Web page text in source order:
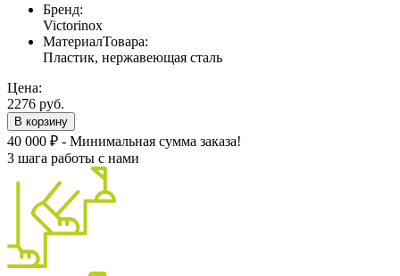
Бренд:
Victorinox
МатериалТовара:
Пластик, нержавеющая сталь
Цена:
2276 руб.
В корзину
40 000 ₽ - Минимальная сумма заказа!
3 шага работы с нами